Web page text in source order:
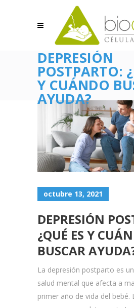
DEPRESIÓN
POSTPARTO:
Y CUÁNDO
AYUDA?
octubre 13, 2021
DEPRESIÓN
¿QUÉ ES Y
BUSCAR
La depresión postparto es
salud mental que afecta a
primer año de vida del bebé.